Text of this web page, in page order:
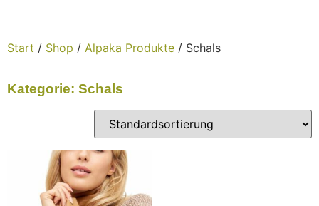
Start / Shop / Alpaka Produkte / Schals
Kategorie: Schals